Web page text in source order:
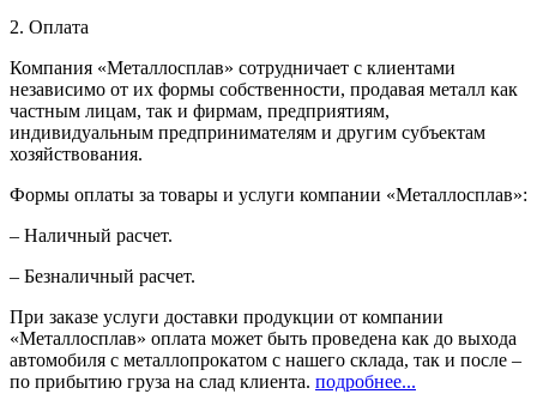
2. Оплата
Компания «Металлосплав» сотрудничает с клиентами
независимо от их формы собственности, продавая металл как
частным лицам, так и фирмам, предприятиям,
индивидуальным предпринимателям и другим субъектам
хозяйствования.
Формы оплаты за товары и услуги компании «Металлосплав»:
– Наличный расчет.
– Безналичный расчет.
При заказе услуги доставки продукции от компании
«Металлосплав» оплата может быть проведена как до выхода
автомобиля с металлопрокатом с нашего склада, так и после –
по прибытию груза на слад клиента. подробнее...